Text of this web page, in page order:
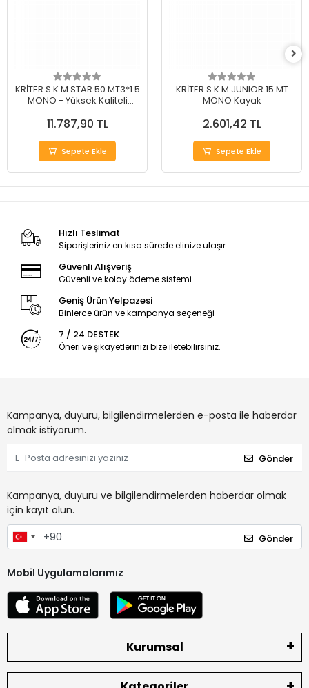
KRİTER S.K.M STAR 50 MT3*1.5
MONO - Yüksek Kaliteli
11.787,90 TL
Sepete Ekle
KRİTER S.K.M JUNIOR 15 MT
MONO Kayak
2.601,42 TL
Sepete Ekle
Hızlı Teslimat
Siparişleriniz en kısa sürede elinize ulaşır.
Güvenli Alışveriş
Güvenli ve kolay ödeme sistemi
Geniş Ürün Yelpazesi
Binlerce ürün ve kampanya seçeneği
7 / 24 DESTEK
Öneri ve şikayetlerinizi bize iletebilirsiniz.
Kampanya, duyuru, bilgilendirmelerden e-posta ile haberdar
olmak istiyorum.
Gönder
Kampanya, duyuru ve bilgilendirmelerden haberdar olmak
için kayıt olun.
Gönder
Mobil Uygulamalarımız
Kurumsal